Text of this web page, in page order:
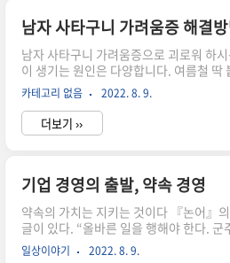
이 있다. 이러한 현상은 off-line(오프라
에서나 마찬가지이다. 하지만 비즈니스
측면에서 e-비즈니스 영역이 훨씬 빠르
남자 사타구니 가려움증으로 괴로워 하
이 생기는 원인은 다양합니다. 여름철 딱
차서 생기는 경우도 있고, 작업 환경이 더
덩이나 생식기 쪽에 손이 닿았을 때 곰팡
생기기도 하고, 또 발에 무좀이 있으면 무
합니다. 이번 포스팅에서는 남자 사타구
칸디다 감염이 제일 흔하기 때문에 무좀
해줍니다. 약을 바르고 2-3일 이내에 호
습진(피부염)을 의심해보셔야 합니다. 습
카테고리 없음 2022. 8. 9.
더보기 ››
기업 경영의 출발, 약속 경영
약속의 가치는 지키는 것이다 『논어』
글이 있다. “올바른 일을 행해야 한다. 군
행하지 않으면 안 된다. 군주가 선행을 하
일상이야기 2022. 8. 9.